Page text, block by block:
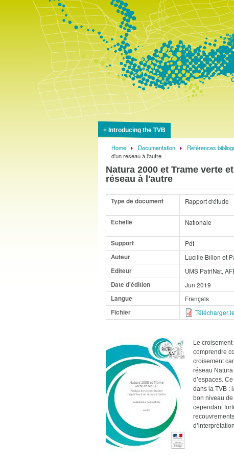
Introducing the TVB
Breadcrumb
Home Documentation Références
d'un réseau à l'autre
Natura 2000 et Trame verte
réseau à l'autre
Type de document Rapport d'étude
Echelle Nationale
Support
Pdf
Auteur
Lucille Billon et
Editeur
UMS PatriNat,
Date d'édition
Jun 2019
Langue
Français
Fichier
Télécharger
Le
comprendre
croisement
réseau
d’espaces.
dans la TVB :
bon niveau
cependant